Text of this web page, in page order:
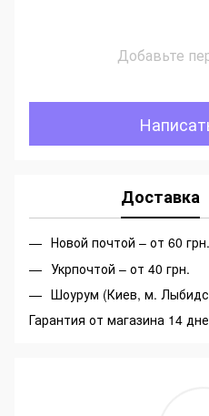
Добавьте
Доставка
Новой почтой – от 60 грн.
Укрпочтой – от 40 грн.
Шоурум (Киев, м.
Гарантия от магазина 14